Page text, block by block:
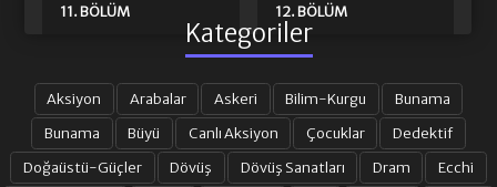
11. BÖLÜM 12. BÖLÜM
13. BÖLÜM 14. BÖLÜM
15. BÖLÜM 16. BÖLÜM
Kategoriler
Aksiyon Arabalar Askeri Bilim-Kurgu
Bunama
Bunama
Büyü Canlı Aksiyon Çocuklar
Dedektif
Doğaüstü-Güçler
Dövüş Dövüş Sanatları Dram Ecchi